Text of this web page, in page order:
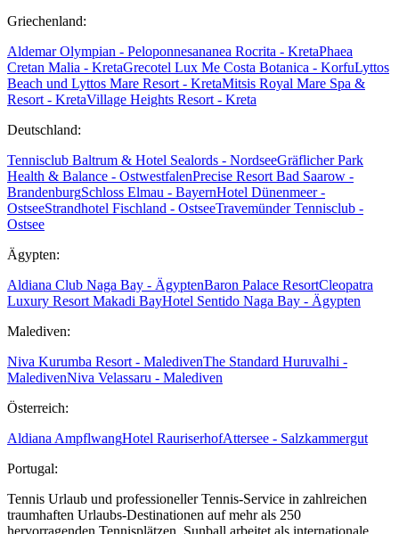
Griechenland:
Aldemar Olympian - Peloponnesananea Rocrita - KretaPhaea
Cretan Malia - KretaGrecotel Lux Me Costa Botanica - KorfuLyttos
Beach und Lyttos Mare Resort - KretaMitsis Royal Mare Spa &
Resort - KretaVillage Heights Resort - Kreta
Deutschland:
Tennisclub Baltrum & Hotel Sealords - NordseeGräflicher Park
Health & Balance - OstwestfalenPrecise Resort Bad Saarow -
BrandenburgSchloss Elmau - BayernHotel Dünenmeer -
OstseeStrandhotel Fischland - OstseeTravemünder Tennisclub -
Ostsee
Ägypten:
Aldiana Club Naga Bay - ÄgyptenBaron Palace ResortCleopatra
Luxury Resort Makadi BayHotel Sentido Naga Bay - Ägypten
Malediven:
Niva Kurumba Resort - MaledivenThe Standard Huruvalhi -
MaledivenNiva Velassaru - Malediven
Österreich:
Aldiana AmpflwangHotel RauriserhofAttersee - Salzkammergut
Portugal:
Tennis Urlaub und professioneller Tennis-Service in zahlreichen
traumhaften Urlaubs-Destinationen auf mehr als 250